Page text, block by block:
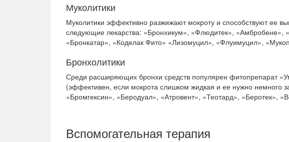
Муколитики
Муколитики эффективно разжижают мокроту и способствуют ее
следующие лекарства: «Бронхикум», «Флюдитек», «Амбробене»,
«Бронкатар», «Коделак Фито» «Лизомуцил», «Флуимуцил»,
Бронхолитики
Среди расширяющих бронхи средств популярен фитопрепарат
(эффективен, если мокрота слишком жидкая и ее нужно немного
«Бромгексин», «Беродуал», «Атровент», «Теотард», «Беротек»,
Вспомогательная терапия